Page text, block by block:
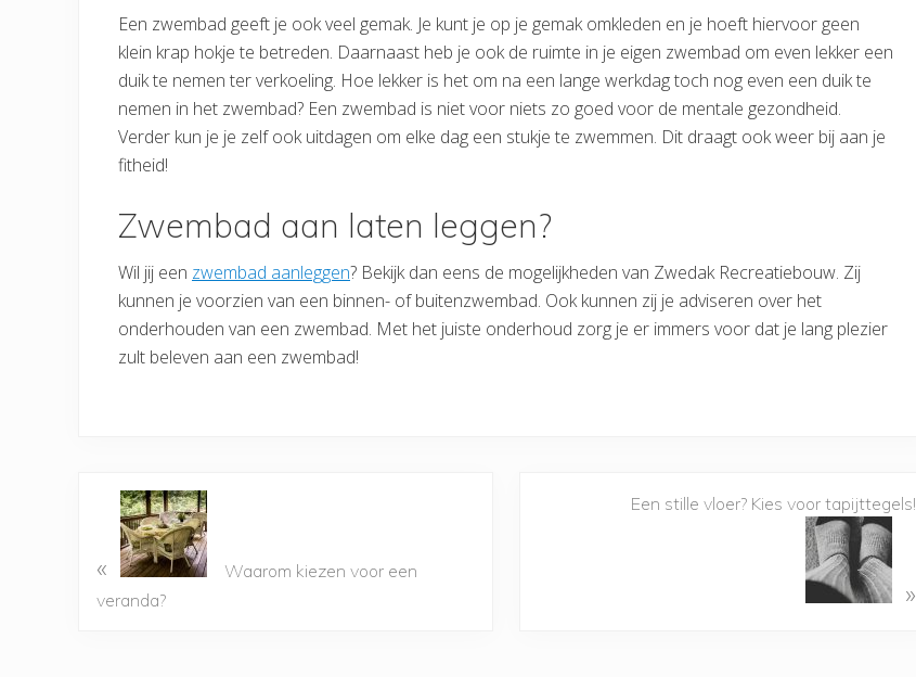
Een zwembad geeft je ook veel gemak. Je kunt je op je gemak omkleden en je hoeft hiervoor geen
klein krap hokje te betreden. Daarnaast heb je ook de ruimte in je eigen zwembad om even lekker een
duik te nemen ter verkoeling. Hoe lekker is het om na een lange werkdag toch nog even een duik te
nemen in het zwembad? Een zwembad is niet voor niets zo goed voor de mentale gezondheid.
Verder kun je je zelf ook uitdagen om elke dag een stukje te zwemmen. Dit draagt ook weer bij aan je
fitheid!
Zwembad aan laten leggen?
Wil jij een zwembad aanleggen? Bekijk dan eens de mogelijkheden van Zwedak Recreatiebouw. Zij
kunnen je voorzien van een binnen- of buitenzwembad. Ook kunnen zij je adviseren over het
onderhouden van een zwembad. Met het juiste onderhoud zorg je er immers voor dat je lang plezier
zult beleven aan een zwembad!
«
Waarom kiezen voor een
veranda?
Een stille vloer? Kies voor tapijttegels!
»